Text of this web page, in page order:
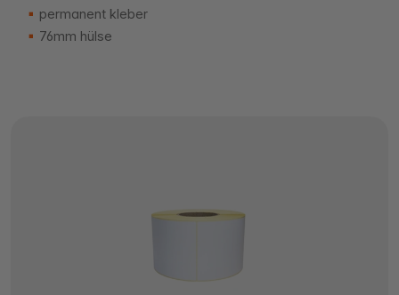
permanent kleber
76mm hülse